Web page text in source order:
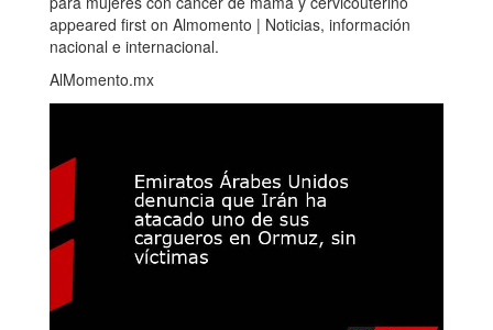
appeared first on Almomento | Noticias, información
nacional e internacional.
AlMomento.mx